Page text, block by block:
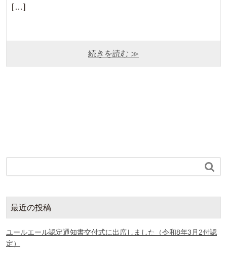
[…]
続きを読む ≫

最近の投稿
ユールエール認定通知書交付式に出席しました（令和8年3月2付認
定）